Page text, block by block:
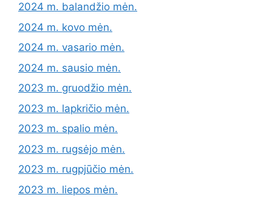
2024 m. balandžio mėn.
2024 m. kovo mėn.
2024 m. vasario mėn.
2024 m. sausio mėn.
2023 m. gruodžio mėn.
2023 m. lapkričio mėn.
2023 m. spalio mėn.
2023 m. rugsėjo mėn.
2023 m. rugpjūčio mėn.
2023 m. liepos mėn.